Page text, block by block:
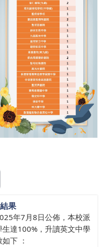
果
年7月8日公佈，本校派
達100%，升讀英文中學
下 ：